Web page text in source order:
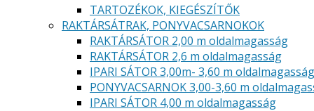
TARTOZÉKOK, KIEGÉSZÍTŐK
RAKTÁRSÁTRAK, PONYVACSARNOKOK
RAKTÁRSÁTOR 2,00 m oldalmagasság
RAKTÁRSÁTOR 2,6 m oldalmagasság
IPARI SÁTOR 3,00m- 3,60 m oldalmagasság
PONYVACSARNOK 3,00-3,60 m
IPARI SÁTOR 4,00 m oldalmagasság